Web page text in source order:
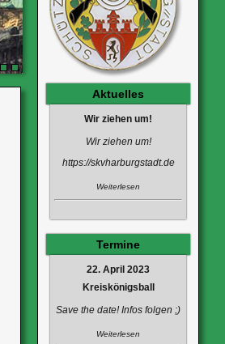
3 4
Aktuelles
Wir ziehen um!
Wir ziehen um!
https://skvharburgstadt.de
Weiterlesen
Termine
22. April 2023
Kreiskönigsball
Save the date! Infos folgen ;)
Weiterlesen